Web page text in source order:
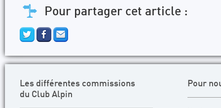
Pour partager cet article :
Les différentes commissions
du Club Alpin
Pour